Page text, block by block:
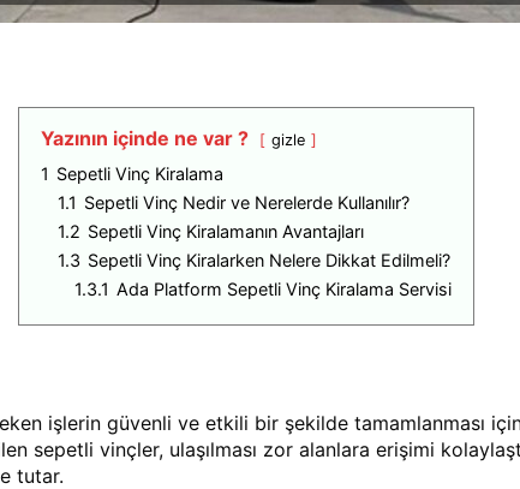
Yazının içinde ne var ? gizle
1 Sepetli Vinç Kiralama
1.1 Sepetli Vinç Nedir ve Nerelerde Kullanılır?
1.2 Sepetli Vinç Kiralamanın Avantajları
1.3 Sepetli Vinç Kiralarken Nelere Dikkat Edilmeli?
1.3.1 Ada Platform Sepetli Vinç Kiralama Servisi
işlerin güvenli ve etkili bir şekilde tamamlanması
sepetli vinçler, ulaşılması zor alanlara erişimi
tutar.